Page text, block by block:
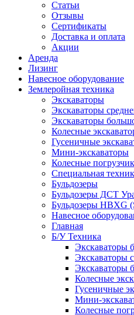
Статьи
Отзывы
Сертификаты
Доставка и оплата
Акции
Аренда
Лизинг
Навесное оборудование
Землеройная техника
Экскаваторы
Экскаваторы
Экскаваторы
Колесные
Гусеничные
Мини-экскаваторы
Колесные
Специальная
Бульдозеры
Бульдозеры ДСТ
Бульдозеры HBXG
Навесное
Главная
Б/У Техника
Экскаваторы
Экскаваторы
Экскаваторы
Колесные
Гусеничные
Мини-
Колесные